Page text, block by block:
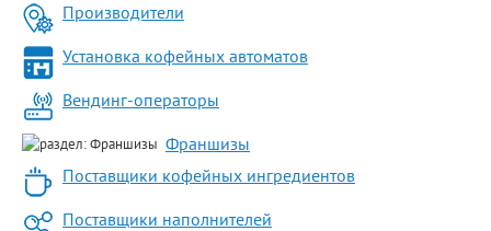
Производители
Установка кофейных автоматов
Вендинг-операторы
Франшизы
Поставщики кофейных ингредиентов
Поставщики наполнителей